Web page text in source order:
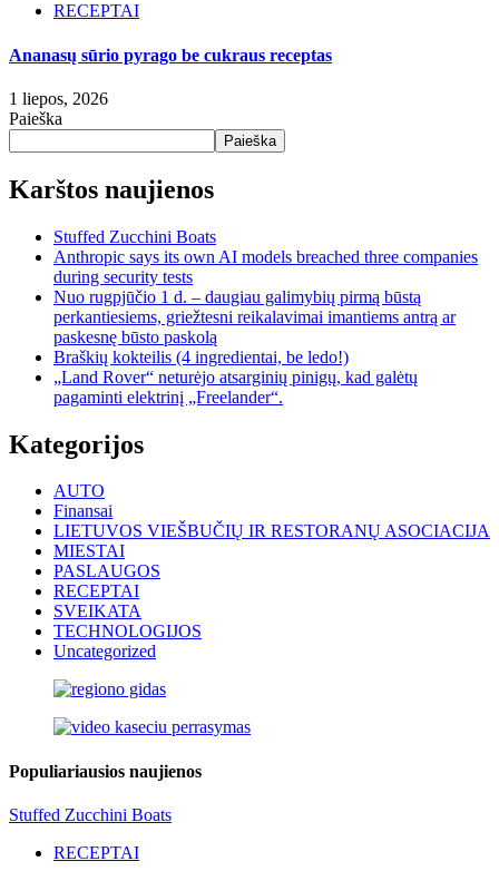
RECEPTAI
Ananasų sūrio pyrago be cukraus receptas
1 liepos, 2026
Paieška
Paieška
Karštos naujienos
Stuffed Zucchini Boats
Anthropic says its own AI models breached three companies
during security tests
Nuo rugpjūčio 1 d. – daugiau galimybių pirmą būstą
perkantiesiems, griežtesni reikalavimai imantiems antrą ar
paskesnę būsto paskolą
Braškių kokteilis (4 ingredientai, be ledo!)
„Land Rover“ neturėjo atsarginių pinigų, kad galėtų
pagaminti elektrinį „Freelander“.
Kategorijos
AUTO
Finansai
LIETUVOS VIEŠBUČIŲ IR RESTORANŲ ASOCIACIJA
MIESTAI
PASLAUGOS
RECEPTAI
SVEIKATA
TECHNOLOGIJOS
Uncategorized
Populiariausios naujienos
Stuffed Zucchini Boats
RECEPTAI